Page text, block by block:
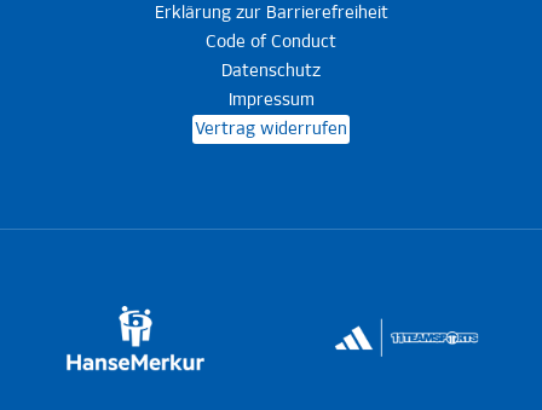
Erklärung zur Barrierefreiheit
Code of Conduct
Datenschutz
Impressum
Vertrag widerrufen